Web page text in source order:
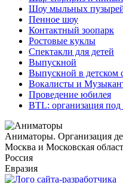
Шоу мыльных
Пенное шоу
Контактный зоопарк
Ростовые куклы
Спектакли для детей
Выпускной
Выпускной в детском
Вокалисты и
Проведение юбилея
BTL: организация
Аниматоры. Организация
Москва и Московская
Россия
Евразия